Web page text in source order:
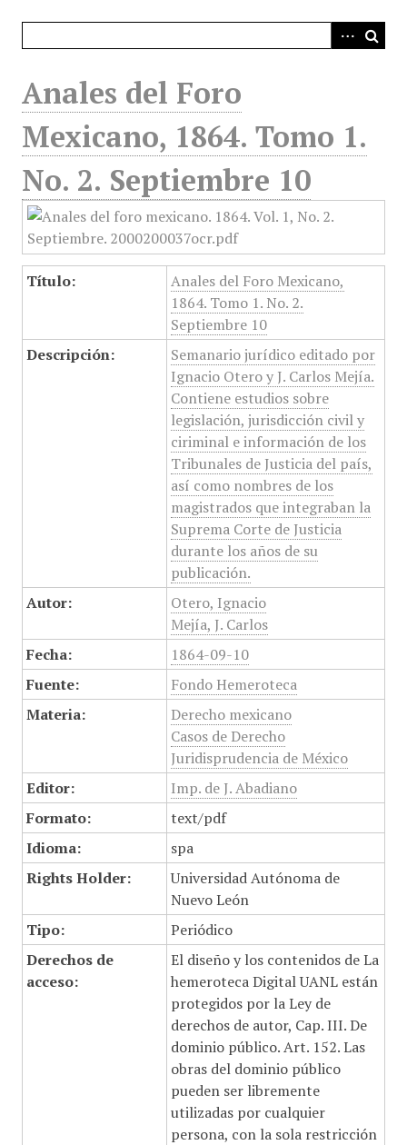
Anales del Foro
Mexicano, 1864. Tomo 1.
No. 2. Septiembre 10
Título:
Anales del Foro Mexicano,
1864. Tomo 1. No. 2.
Septiembre 10
Descripción:
Semanario jurídico editado por
Ignacio Otero y J. Carlos Mejía.
Contiene estudios sobre
legislación, jurisdicción civil y
ciriminal e información de los
Tribunales de Justicia del país,
así como nombres de los
magistrados que integraban la
Suprema Corte de Justicia
durante los años de su
publicación.
Autor:
Otero, Ignacio
Mejía, J. Carlos
Fecha:
1864-09-10
Fuente:
Fondo Hemeroteca
Materia:
Derecho mexicano
Casos de Derecho
Juridisprudencia de México
Editor:
Imp. de J. Abadiano
Formato:
text/pdf
Idioma:
spa
Rights Holder:
Universidad Autónoma de
Nuevo León
Tipo:
Periódico
Derechos de
acceso:
El diseño y los contenidos de La
hemeroteca Digital UANL están
protegidos por la Ley de
derechos de autor, Cap. III. De
dominio público. Art. 152. Las
obras del dominio público
pueden ser libremente
utilizadas por cualquier
persona, con la sola restricción